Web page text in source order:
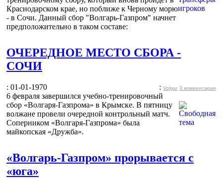
Краснодарском крае, но поближе к Черному морю
- в Сочи. Данный сбор "Волгарь-Газпром" начнет
предположительно в таком составе:
ОЧЕРЕДНОЕ МЕСТО СБОРА -
СОЧИ
: 01-01-1970 : Volgar 3 комментария
6 февраля завершился учебно-тренировочный
сбор «Волгаря-Газпрома» в Крымске. В пятницу
волжане провели очередной контрольный матч.
Соперником «Волгаря-Газпрома» была
майкопская «Дружба».
«Волгарь-Газпром» прорывается с
«юга»